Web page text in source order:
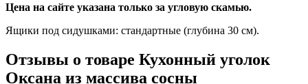
Цена на сайте указана только за угловую скамью.
Ящики под сидушками: стандартные (глубина 30 см).
Отзывы о товаре Кухонный уголок
Оксана из массива сосны